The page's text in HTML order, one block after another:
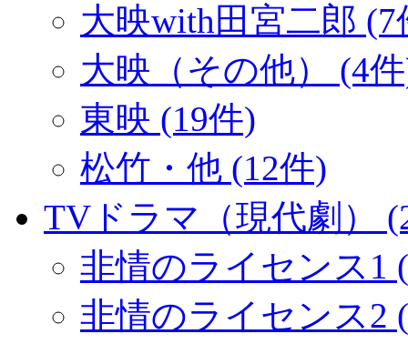
大映with田宮二郎 (7
大映（その他） (4
東映 (19件)
松竹・他 (12件)
TVドラマ（現代劇）
非情のライセンス1
非情のライセンス2